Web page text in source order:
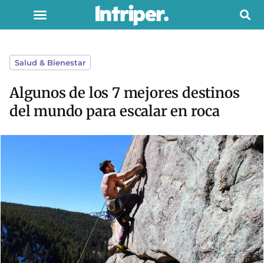
Salud & Bienestar
Algunos de los 7 mejores destinos
del mundo para escalar en roca